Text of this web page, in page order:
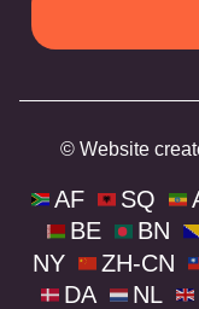
© Website
AF SQ
BE
BN
NY
ZH-CN
DA
NL